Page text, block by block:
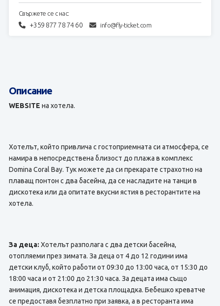
Свържете се с нас:
+359 877 78 74 60 info@fly-ticket.com
Описание
WEBSITE на хотела.
Хотелът, който привлича с гостоприемната си атмосфера, се
намира в непосредствена близост до плажа в комплекс
Domina Coral Bay. Тук можете да си прекарате страхотно на
плаващ понтон с два басейна, да се насладите на танци в
дискотека или да опитате вкусни ястия в ресторантите на
хотела.
За деца: Хотелът разполага с два детски басейна,
отопляеми през зимата. За деца от 4 до 12 години има
детски клуб, който работи от 09:30 до 13:00 часа, от 15:30 до
18:00 часа и от 21:00 до 21:30 часа. За децата има също
анимация, дискотека и детска площадка. Бебешко креватче
се предоставя безплатно при заявка, а в ресторанта има